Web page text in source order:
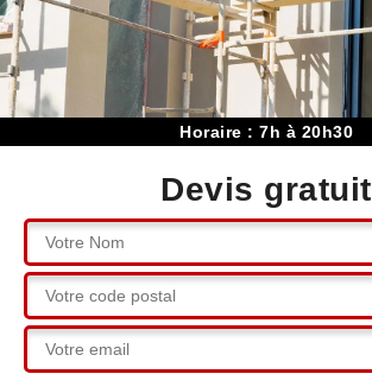
Horaire : 7h à 20h30
Devis gratuit